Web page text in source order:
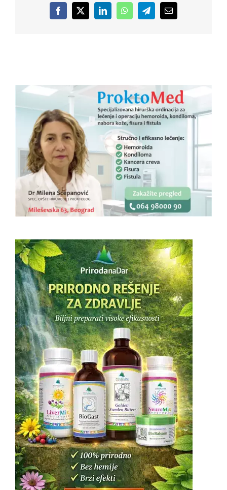
Facebook
X LinkedInWhatsAppTelegramEmail